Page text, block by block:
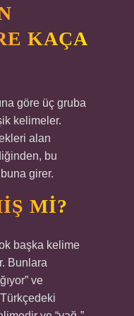
KAÇA
göre üç gruba
kelimeler.
alan
bu
girer.
MI?
başka kelime
Bunlara
ve